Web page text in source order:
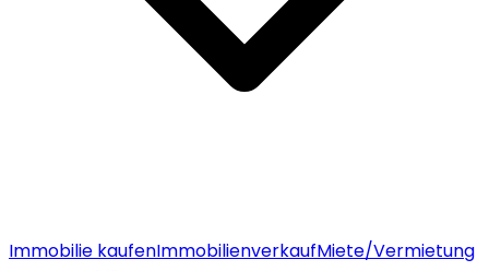
Immobilie kaufenImmobilienverkaufMiete/Vermietung